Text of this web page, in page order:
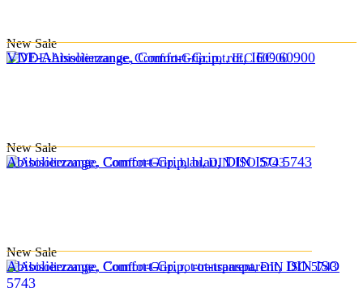
New Sale
VDE-Abisolierzange, Comfort-Grip, rot, IEC 60900
New Sale
Abisolierzange, Comfort-Grip, blau, DIN ISO 5743
New Sale
Abisolierzange, Comfort-Grip, rot-transparent, DIN ISO
5743